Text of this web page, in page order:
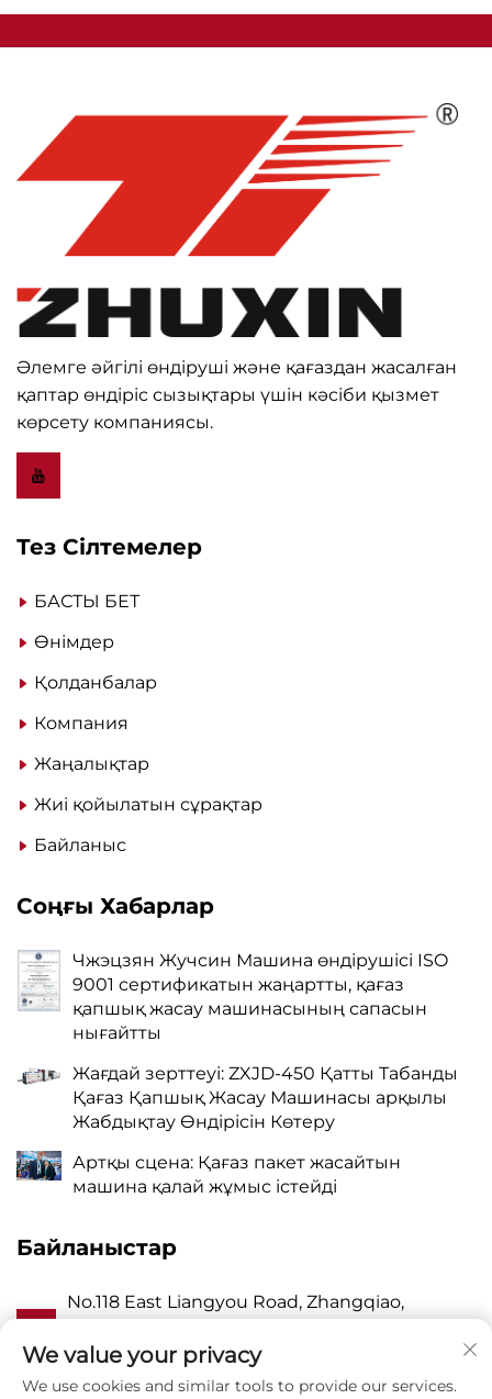
Әлемге әйгілі өндіруші және қағаздан жасалған
қаптар өндіріс сызықтары үшін кәсіби қызмет
көрсету компаниясы.
Тез Сілтемелер
БАСТЫ БЕТ
Өнімдер
Қолданбалар
Компания
Жаңалықтар
Жиі қойылатын сұрақтар
Байланыс
Соңғы Хабарлар
Чжэцзян Жучсин Машина өндірушісі ISO
9001 сертификатын жаңартты, қағаз
қапшық жасау машинасының сапасын
нығайтты
Жағдай зерттеуі: ZXJD-450 Қатты Табанды
Қағаз Қапшық Жасау Машинасы арқылы
Жабдықтау Өндірісін Көтеру
Артқы сцена: Қағаз пакет жасайтын
машина қалай жұмыс істейді
Байланыстар
А
No.118 East Liangyou Road, Zhangqiao,
Wanquan Town, Pingyang, Wenzhou City,
Zhejiang P.R. China 325409
We value your privacy
We use cookies and similar tools to provide our services.